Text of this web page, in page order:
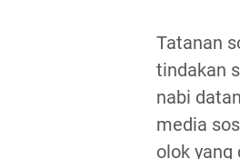
Tatanan
tindakan
nabi
media
olok